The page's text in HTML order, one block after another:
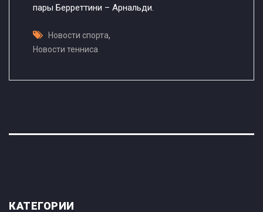
пары Берреттини – Арнальди.
Новости спорта,
Новости тенниса
КАТЕГОРИИ